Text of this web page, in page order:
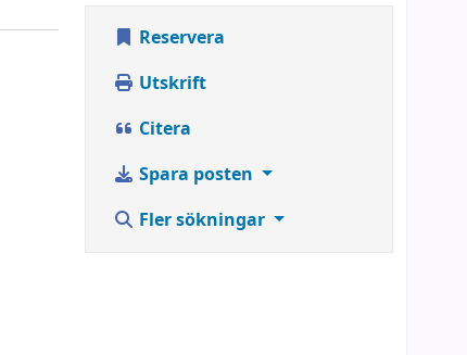
Reservera
Utskrift
Citera
Spara posten
Fler sökningar